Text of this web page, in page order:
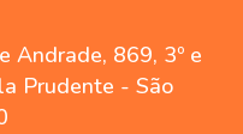
Andrade, 869, 3º e
Prudente - São